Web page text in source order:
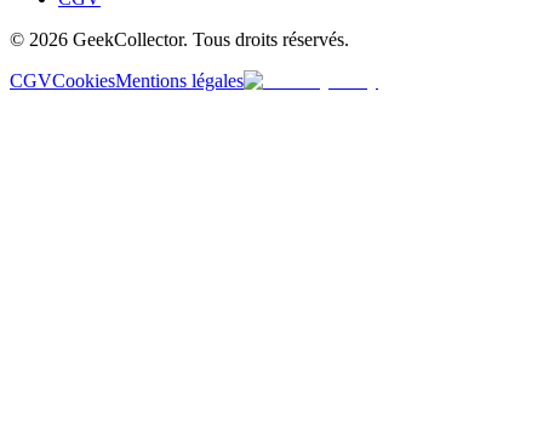
© 2026 GeekCollector. Tous droits réservés.
CGVCookiesMentions légales